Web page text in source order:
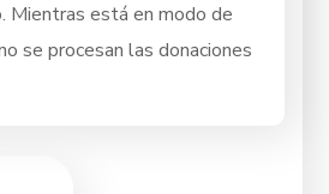
Mientras está en modo de
se procesan las donaciones